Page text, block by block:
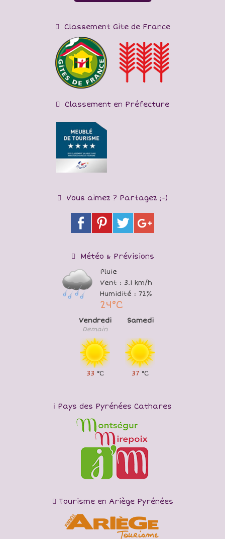
Classement Gite de France
Classement en Préfecture
Vous aimez ? Partagez ;-)
Météo & Prévisions
Pluie
Vent : 3.1 km/h
Humidité : 72%
24°C
Vendredi
Demain
33 °C
Samedi
37 °C
Pays des Pyrénées Cathares
Tourisme en Ariège Pyrénées